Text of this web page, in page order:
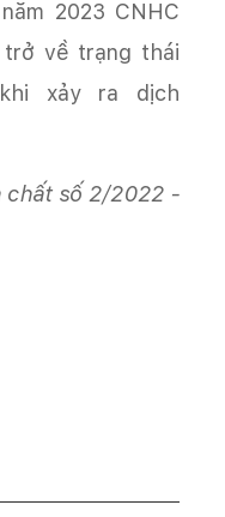
2023 CNHC
trở về trạng thái
xảy ra dịch
chất số 2/2022 -